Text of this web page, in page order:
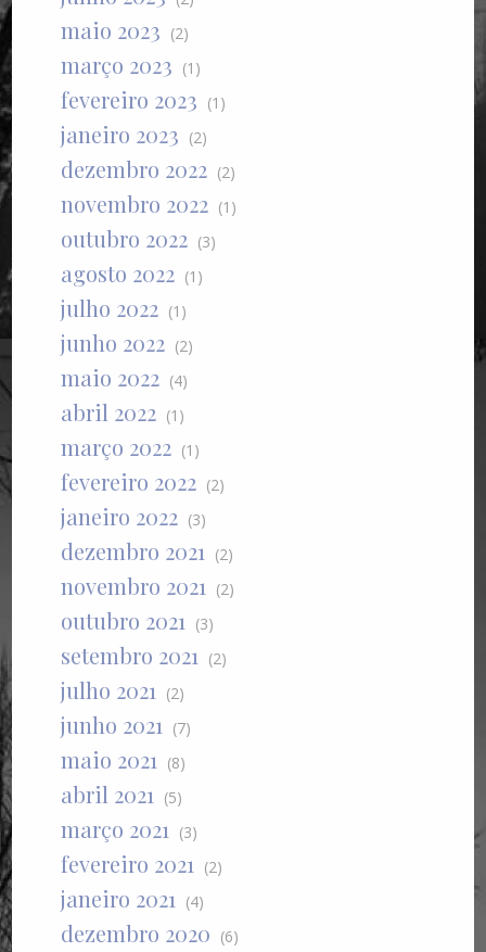
maio 2023 (2)
março 2023 (1)
fevereiro 2023 (1)
janeiro 2023 (2)
dezembro 2022 (2)
novembro 2022 (1)
outubro 2022 (3)
agosto 2022 (1)
julho 2022 (1)
junho 2022 (2)
maio 2022 (4)
abril 2022 (1)
março 2022 (1)
fevereiro 2022 (2)
janeiro 2022 (3)
dezembro 2021 (2)
novembro 2021 (2)
outubro 2021 (3)
setembro 2021 (2)
julho 2021 (2)
junho 2021 (7)
maio 2021 (8)
abril 2021 (5)
março 2021 (3)
fevereiro 2021 (2)
janeiro 2021 (4)
dezembro 2020 (6)